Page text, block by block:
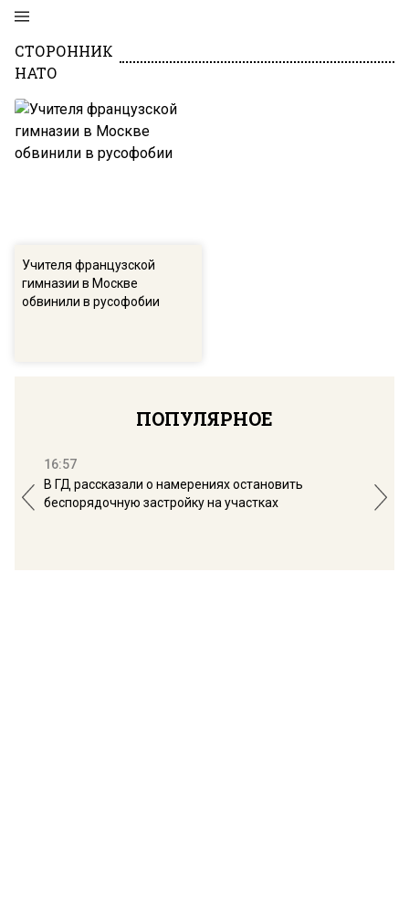
СТОРОННИК
НАТО
Учителя французской
гимназии в Москве
обвинили в русофобии
ПОПУЛЯРНОЕ
16:57
В ГД рассказали о намерениях остановить
беспорядочную застройку на участках